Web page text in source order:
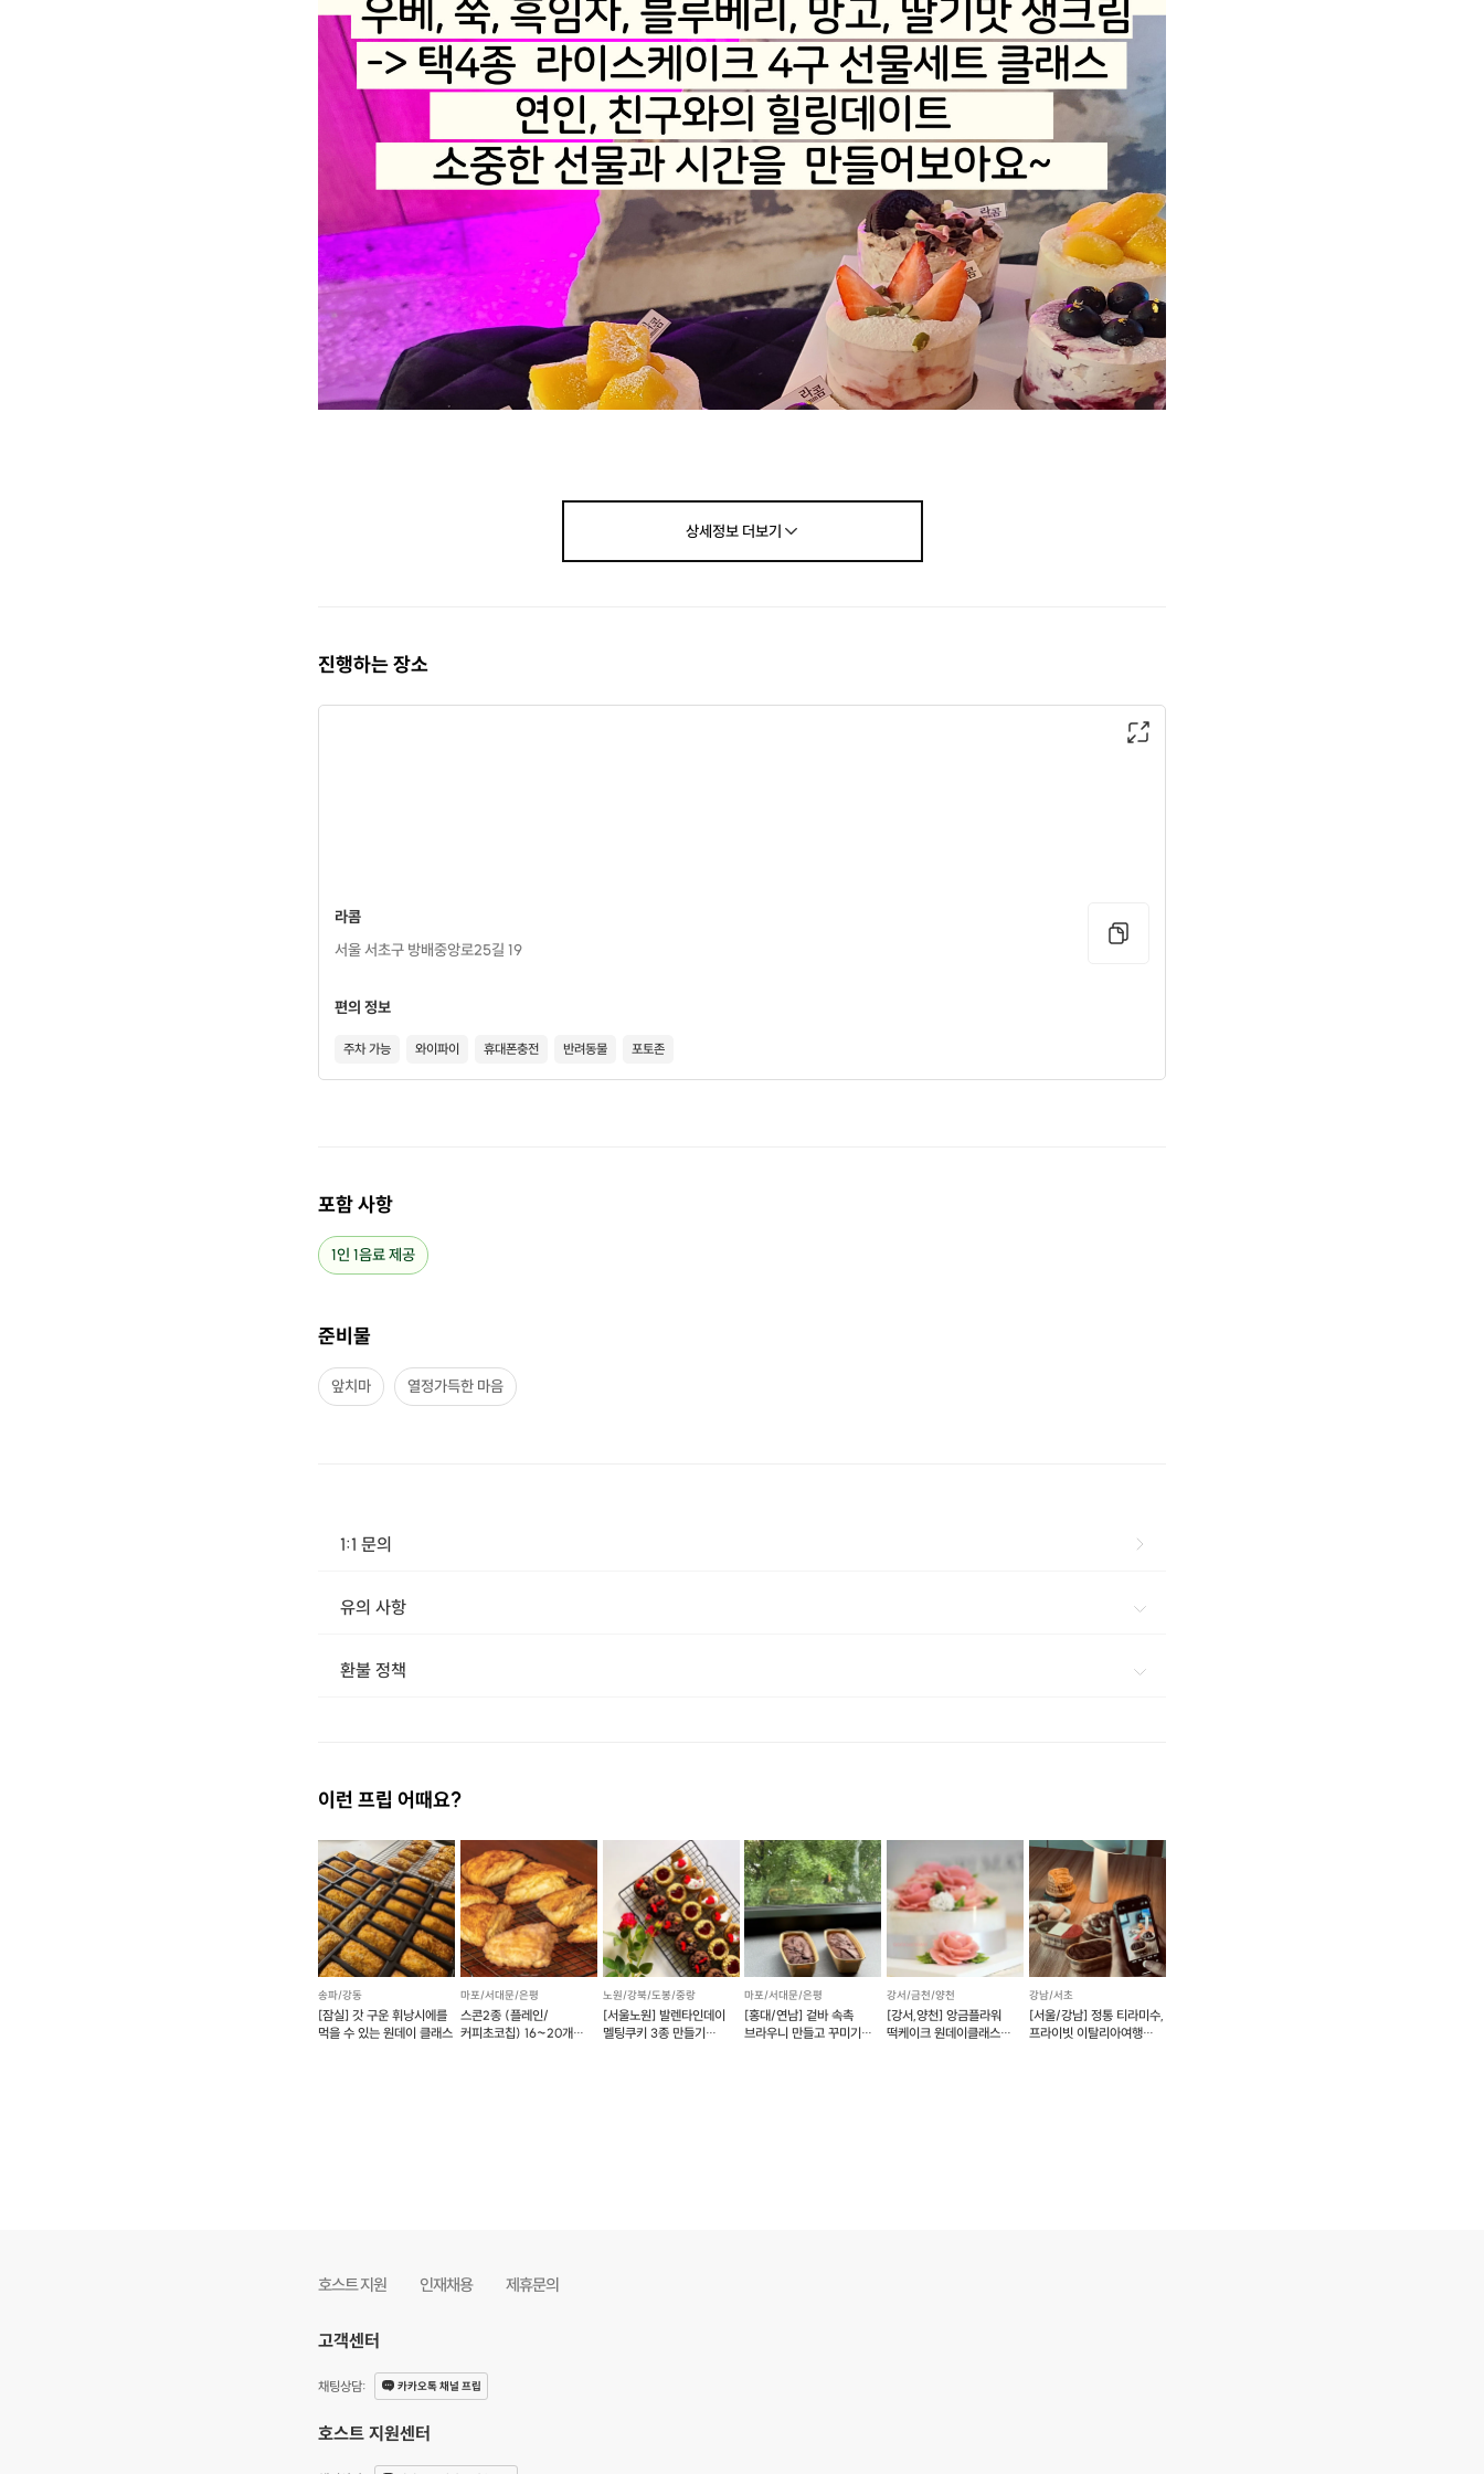
상세정보더보기
진행하는 장소
라콤
서울 서초구 방배중앙로25길 19
편의 정보
주차 가능 와이파이 휴대폰충전 반려동물 포토존
포함 사항
1인 1음료 제공
준비물
앞치마 열정가득한 마음
1:1 문의
유의 사항
환불 정책
이런 프립 어때요?
송파/강동
[잠실] 갓 구운 휘낭시에를
먹을 수 있는 원데이 클래스
마포/서대문/은평
스콘2종 (플레인/
커피초코칩) 16~20개
노원/강북/도봉/중랑
[서울노원] 발렌타인데이
멜팅쿠키 3종 만들기
마포/서대문/은평
[홍대/연남] 겉바 속촉
브라우니 만들고 꾸미기
강서/금천/양천
[강서,양천] 앙금플라워
떡케이크 원데이클래스
강남/서초
[서울/강남] 정통 티라미수,
프라이빗 이탈리아여행
호스트 지원 인재채용 제휴문의
고객센터
채팅상담: 카카오톡 채널 프립
호스트 지원센터